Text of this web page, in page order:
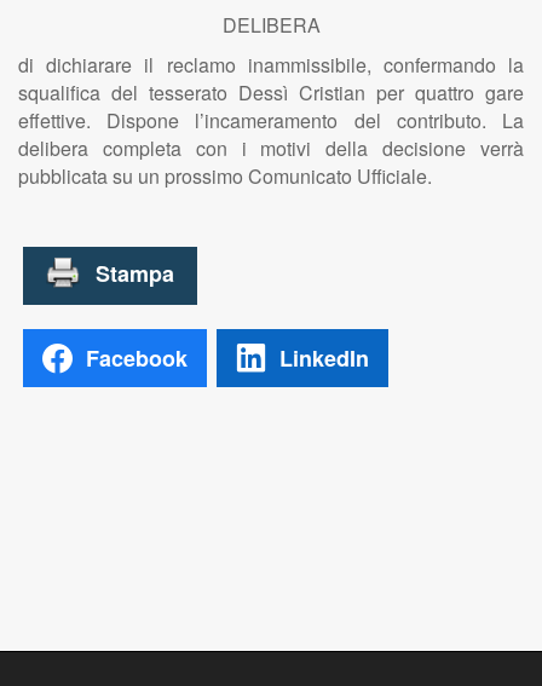
DELIBERA
di dichiarare il reclamo inammissibile, confermando la
squalifica del tesserato Dessì Cristian per quattro gare
effettive. Dispone l’incameramento del contributo. La
delibera completa con i motivi della decisione verrà
pubblicata su un prossimo Comunicato Ufficiale.
Facebook LinkedIn